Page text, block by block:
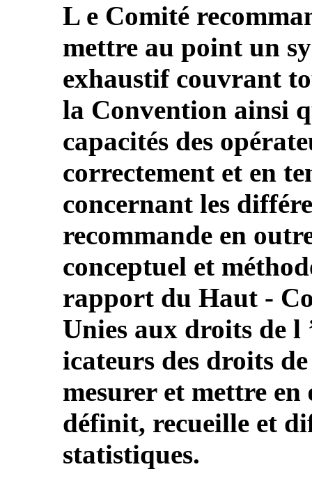
L e Comité
mettre au point un
exhaustif couvrant
la Convention ainsi
capacités des
correctement et en
concernant les
recommande en
conceptuel et
rapport du Haut ‑
Unies aux droits de
icateurs des droits
mesurer et mettre
définit, recueille et
statistiques.